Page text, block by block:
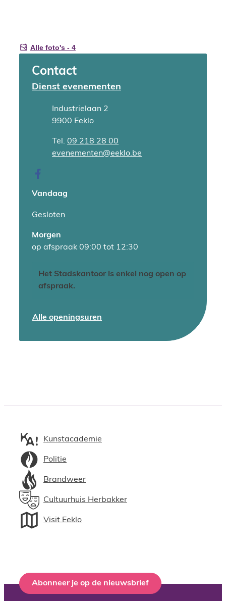
Alle foto's - 4
Contact
Dienst evenementen
Industrielaan 2
,9900 Eeklo
09 218 28 00
E-mailevenementen@eeklo.be
Facebook
Vandaag
Gesloten
Morgen
op afspraak 09:00 tot 12:30
Het Stadskantoor is enkel nog open op
afspraak.
Alle openingsuren
Kunstacademie
Politie
Brandweer
Cultuurhuis Herbakker
Visit.Eeklo
Abonneer je op de nieuwsbrief